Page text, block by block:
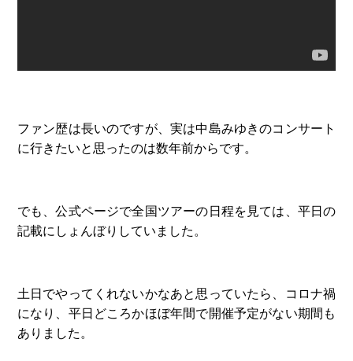
ファン歴は長いのですが、実は中島みゆきのコンサート
に行きたいと思ったのは数年前からです。
でも、公式ページで全国ツアーの日程を見ては、平日の
記載にしょんぼりしていました。
土日でやってくれないかなあと思っていたら、コロナ禍
になり、平日どころかほぼ年間で開催予定がない期間も
ありました。